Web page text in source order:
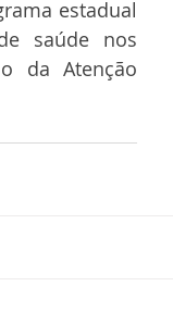
estadual
saúde nos
da Atenção